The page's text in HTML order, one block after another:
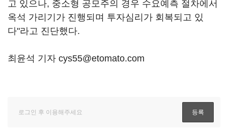
고 있으나, 중소형 공모주의 경우 수요예측 절차에서
옥석 가리기가 진행되며 투자심리가 회복되고 있
다"라고 진단했다.
최윤석 기자 cys55@etomato.com